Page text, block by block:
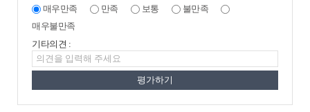
매우만족 만족 보통
불만족
매우불만족
기타의견 :